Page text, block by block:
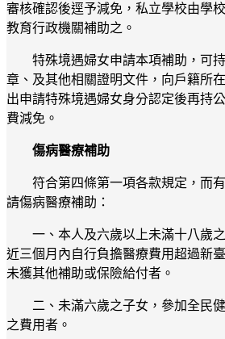
審核確認後逕予減免，私立學校由學
教育行政機關補助之。
特殊境遇婦女申請本項補助，可
章、及其他相關證明文件，向戶籍所
出申請特殊境遇婦女身分認定後再持
費減免。
傷病醫療補助
符合第四條第一項各款規定，而
請傷病醫療補助：
一、本人及六歲以上未滿十八歲
近三個月內自行負擔醫療費用超過新
未獲其他補助或保險給付者。
二、未滿六歲之子女，參加全民
之費用者。